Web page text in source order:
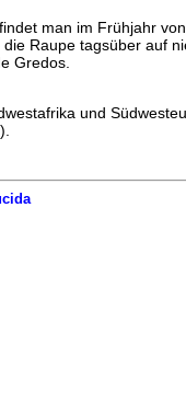
man im Frühjahr
Raupe tagsüber auf
Gredos.
und